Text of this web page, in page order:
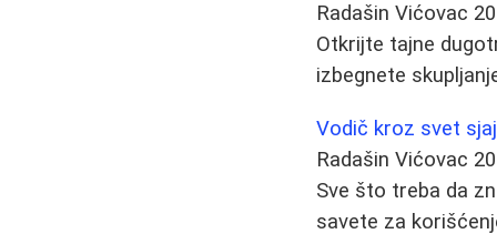
Radašin Vićovac
Otkrijte tajne
izbegnete
Vodič kroz svet
Radašin Vićovac
Sve što treba da
savete za